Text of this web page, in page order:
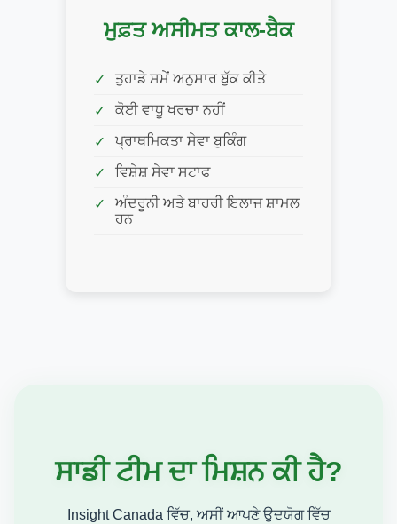
ਮੁਫ਼ਤ ਅਸੀਮਤ ਕਾਲ-ਬੈਕ
ਤੁਹਾਡੇ ਸਮੇਂ ਅਨੁਸਾਰ ਬੁੱਕ ਕੀਤੇ
ਕੋਈ ਵਾਧੂ ਖਰਚਾ ਨਹੀਂ
ਪ੍ਰਾਥਮਿਕਤਾ ਸੇਵਾ ਬੁਕਿੰਗ
ਵਿਸ਼ੇਸ਼ ਸੇਵਾ ਸਟਾਫ
ਅੰਦਰੂਨੀ ਅਤੇ ਬਾਹਰੀ ਇਲਾਜ ਸ਼ਾਮਲ
ਹਨ
ਸਾਡੀ ਟੀਮ ਦਾ ਮਿਸ਼ਨ ਕੀ ਹੈ?
Insight Canada ਵਿੱਚ, ਅਸੀਂ ਆਪਣੇ ਉਦਯੋਗ ਵਿੱਚ